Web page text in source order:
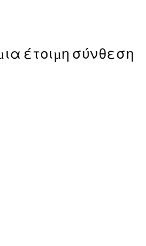
έτοιμη σύνθεση